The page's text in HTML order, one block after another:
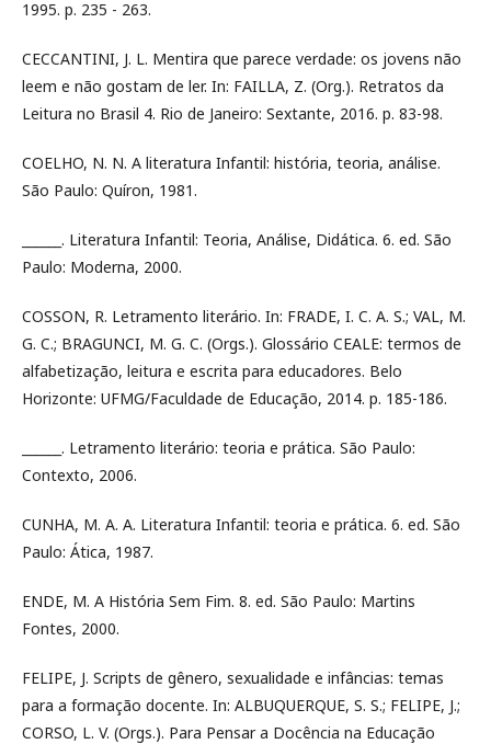
1995. p. 235 - 263.
CECCANTINI, J. L. Mentira que parece verdade: os jovens não
leem e não gostam de ler. In: FAILLA, Z. (Org.). Retratos da
Leitura no Brasil 4. Rio de Janeiro: Sextante, 2016. p. 83-98.
COELHO, N. N. A literatura Infantil: história, teoria, análise.
São Paulo: Quíron, 1981.
______. Literatura Infantil: Teoria, Análise, Didática. 6. ed. São
Paulo: Moderna, 2000.
COSSON, R. Letramento literário. In: FRADE, I. C. A. S.; VAL, M.
G. C.; BRAGUNCI, M. G. C. (Orgs.). Glossário CEALE: termos de
alfabetização, leitura e escrita para educadores. Belo
Horizonte: UFMG/Faculdade de Educação, 2014. p. 185-186.
______. Letramento literário: teoria e prática. São Paulo:
Contexto, 2006.
CUNHA, M. A. A. Literatura Infantil: teoria e prática. 6. ed. São
Paulo: Ática, 1987.
ENDE, M. A História Sem Fim. 8. ed. São Paulo: Martins
Fontes, 2000.
FELIPE, J. Scripts de gênero, sexualidade e infâncias: temas
para a formação docente. In: ALBUQUERQUE, S. S.; FELIPE, J.;
CORSO, L. V. (Orgs.). Para Pensar a Docência na Educação